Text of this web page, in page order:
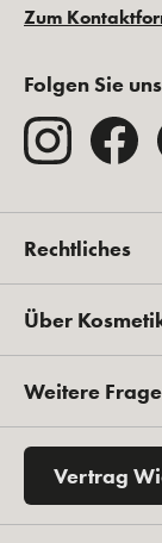
Zum
Folgen Sie uns
Rechtliches
Über
Weitere
Vertrag